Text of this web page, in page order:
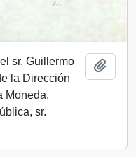
sr. Guillermo
la Dirección
Moneda,
sr.